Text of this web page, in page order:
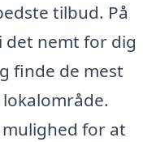
tilbud. På
det nemt for dig
finde de mest
for at